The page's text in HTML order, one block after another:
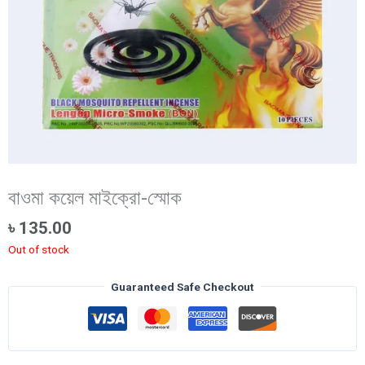
বাওমা কয়েল মাইক্রো-স্মোক
৳ 135.00
Out of stock
Guaranteed Safe Checkout